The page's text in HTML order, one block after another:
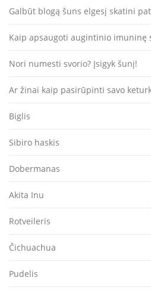
Galbūt blogą šuns elgesį skatini
Kaip apsaugoti augintinio imuninę
Nori numesti svorio? Įsigyk šunį!
Ar žinai kaip pasirūpinti savo
Biglis
Sibiro haskis
Dobermanas
Akita Inu
Rotveileris
Čichuachua
Pudelis